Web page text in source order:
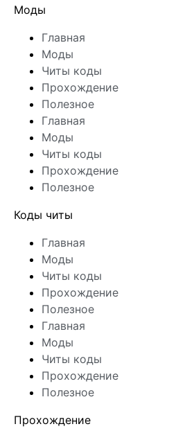
Моды
Главная
Моды
Читы коды
Прохождение
Полезное
Главная
Моды
Читы коды
Прохождение
Полезное
Коды читы
Главная
Моды
Читы коды
Прохождение
Полезное
Главная
Моды
Читы коды
Прохождение
Полезное
Прохождение